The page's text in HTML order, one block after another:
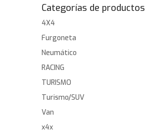
Categorías de productos
4X4
Furgoneta
Neumático
RACING
TURISMO
Turismo/SUV
Van
x4x